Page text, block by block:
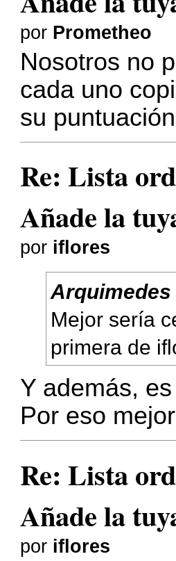
por Prometheo
Nosotros no
cada uno
su
Re: Lista
Añade la
por iflores
Mejor sería
primera de
Y además,
Por eso
Re: Lista
Añade la
por iflores